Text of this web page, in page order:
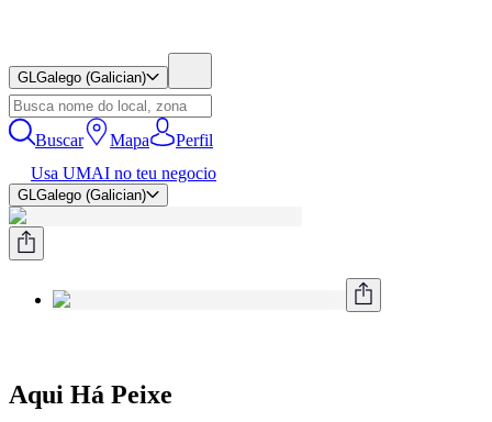
GLGalego (Galician)
Buscar Mapa
Perfil
Usa UMAI no teu negocio
GLGalego (Galician)
Aqui Há Peixe